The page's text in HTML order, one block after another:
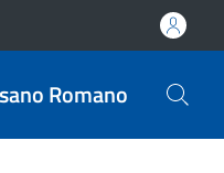
Romano